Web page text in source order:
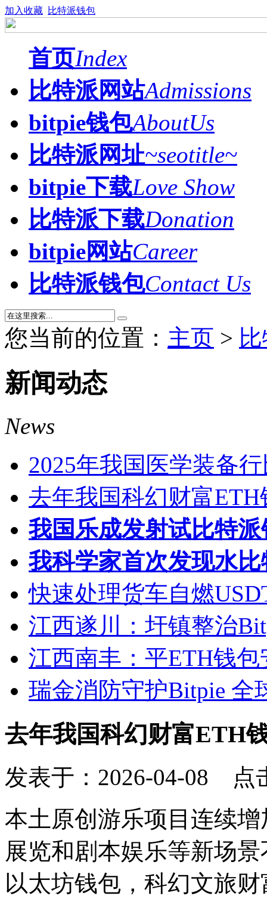
加入收藏 比特派钱包
首页Index
比特派网站Admissions
bitpie钱包AboutUs
比特派网址~seotitle~
bitpie下载Love Show
比特派下载Donation
bitpie网站Career
比特派钱包Contact Us
您当前的位置： 主页 >
新闻动态
News
2025年我国医学装备
去年我国科幻财富
我国乐成发射试比特
我科学家首次发现水
快速处理货车自燃
江西遂川：圩镇整治
江西南丰：平ETH钱
瑞金消防守护Bitpie 全
去年我国科幻财富ETH
发表于：2026-04-08 点
本土原创游乐项目连续
展览和剧本娱乐等新场
以太坊钱包，科幻文旅